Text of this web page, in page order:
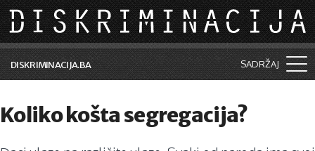
Skip to main content
DISKRIMINACIJA.BA SADRŽAJ
Vijesti i događaji
Koliko košta segregacija?